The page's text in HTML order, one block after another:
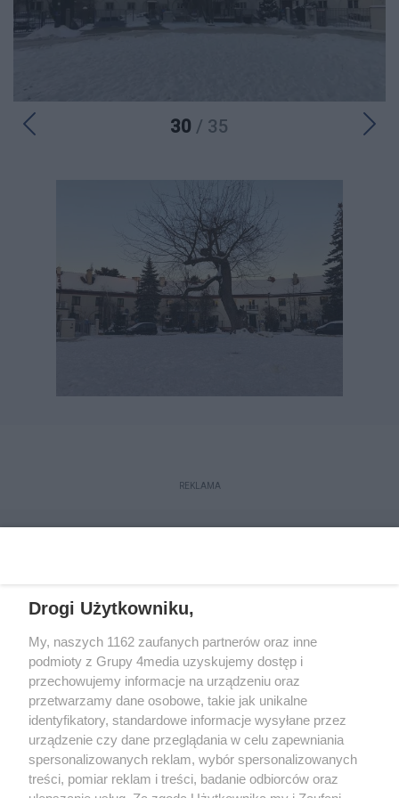
30 / 35
REKLAMA
Reklama Kontakt Regulamin
Dystrybucja
Regulamin prenumeraty
Polityka Prywatności
Zapisz się do newslettera
Drogi Użytkowniku,
My, naszych 1162 zaufanych partnerów oraz inne
podmioty z Grupy 4media uzyskujemy dostęp i
przechowujemy informacje na urządzeniu oraz
przetwarzamy dane osobowe, takie jak unikalne
identyfikatory, standardowe informacje wysyłane przez
urządzenie czy dane przeglądania w celu zapewniania
spersonalizowanych reklam, wybór spersonalizowanych
treści, pomiar reklam i treści, badanie odbiorców oraz